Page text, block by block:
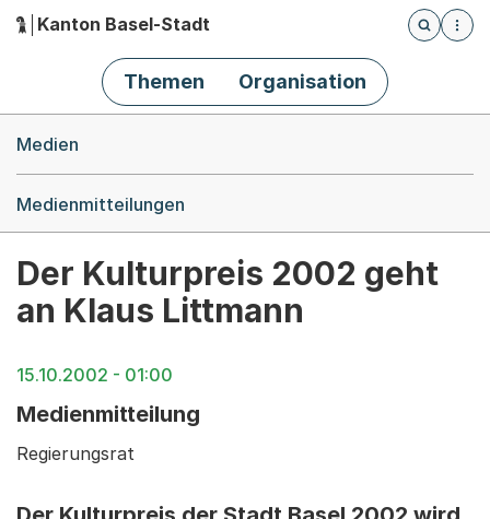
Hauptnavigation
Kanton Basel-Stadt
Öffnet
Themen Organisation
Medien
Medienmitteilungen
Der Kulturpreis 2002 geht
an Klaus Littmann
15.10.2002 - 01:00
Medienmitteilung
Regierungsrat